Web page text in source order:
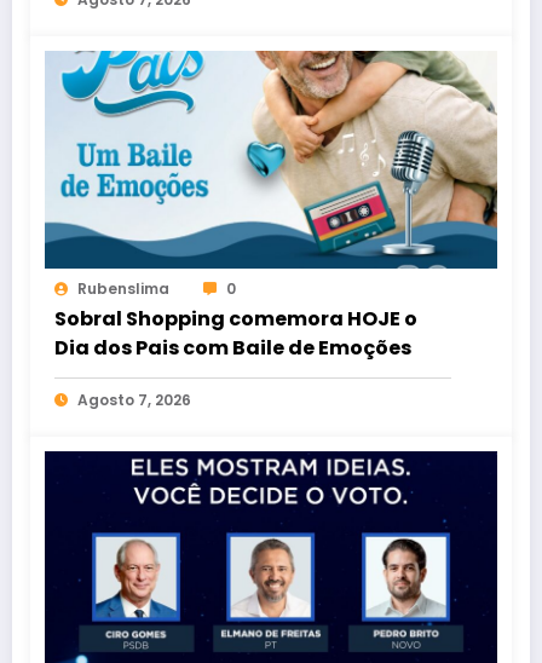
Rubenslima 0
Sobral Shopping comemora HOJE o
Dia dos Pais com Baile de Emoções
Agosto 7, 2026